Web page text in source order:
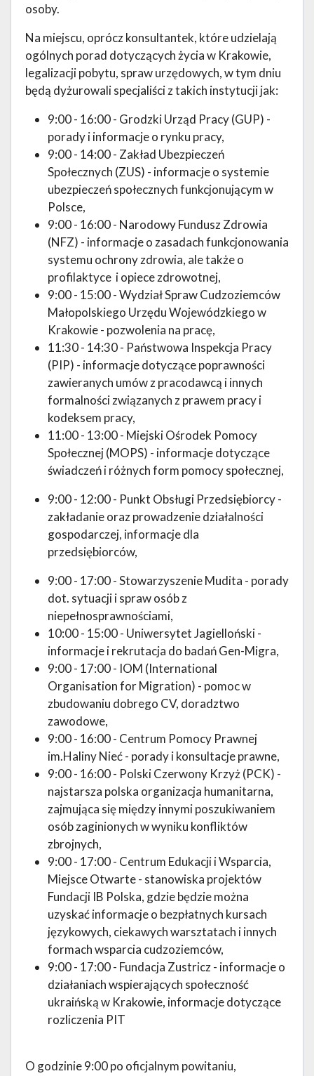
osoby.
Na miejscu, oprócz konsultantek, które udzielają
ogólnych porad dotyczących życia w Krakowie,
legalizacji pobytu, spraw urzędowych, w tym dniu
będą dyżurowali specjaliści z takich instytucji jak:
9:00 - 16:00 - Grodzki Urząd Pracy (GUP) -
porady i informacje o rynku pracy,
9:00 - 14:00 - Zakład Ubezpieczeń
Społecznych (ZUS) - informacje o systemie
ubezpieczeń społecznych funkcjonującym w
Polsce,
9:00 - 16:00 - Narodowy Fundusz Zdrowia
(NFZ) - informacje o zasadach funkcjonowania
systemu ochrony zdrowia, ale także o
profilaktyce i opiece zdrowotnej,
9:00 - 15:00 - Wydział Spraw Cudzoziemców
Małopolskiego Urzędu Wojewódzkiego w
Krakowie - pozwolenia na pracę,
11:30 - 14:30 - Państwowa Inspekcja Pracy
(PIP) - informacje dotyczące poprawności
zawieranych umów z pracodawcą i innych
formalności związanych z prawem pracy i
kodeksem pracy,
11:00 - 13:00 - Miejski Ośrodek Pomocy
Społecznej (MOPS) - informacje dotyczące
świadczeń i różnych form pomocy społecznej,
9:00 - 12:00 - Punkt Obsługi Przedsiębiorcy -
zakładanie oraz prowadzenie działalności
gospodarczej, informacje dla
przedsiębiorców,
9:00 - 17:00 - Stowarzyszenie Mudita - porady
dot. sytuacji i spraw osób z
niepełnosprawnościami,
10:00 - 15:00 - Uniwersytet Jagielloński -
informacje i rekrutacja do badań Gen-Migra,
9:00 - 17:00 - IOM (International
Organisation for Migration) - pomoc w
zbudowaniu dobrego CV, doradztwo
zawodowe,
9:00 - 16:00 - Centrum Pomocy Prawnej
im.Haliny Nieć - porady i konsultacje prawne,
9:00 - 16:00 - Polski Czerwony Krzyż (PCK) -
najstarsza polska organizacja humanitarna,
zajmująca się między innymi poszukiwaniem
osób zaginionych w wyniku konfliktów
zbrojnych,
9:00 - 17:00 - Centrum Edukacji i Wsparcia,
Miejsce Otwarte - stanowiska projektów
Fundacji IB Polska, gdzie będzie można
uzyskać informacje o bezpłatnych kursach
językowych, ciekawych warsztatach i innych
formach wsparcia cudzoziemców,
9:00 - 17:00 - Fundacja Zustricz - informacje o
działaniach wspierających społeczność
ukraińską w Krakowie, informacje dotyczące
rozliczenia PIT
O godzinie 9:00 po oficjalnym powitaniu,